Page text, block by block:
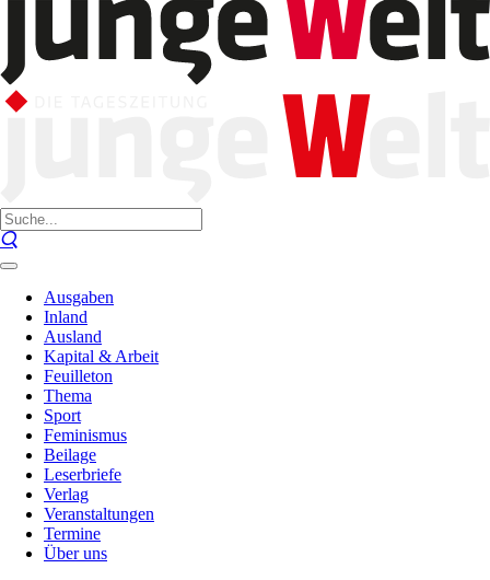
Ausgaben
Inland
Ausland
Kapital & Arbeit
Feuilleton
Thema
Sport
Feminismus
Beilage
Leserbriefe
Verlag
Veranstaltungen
Termine
Über uns